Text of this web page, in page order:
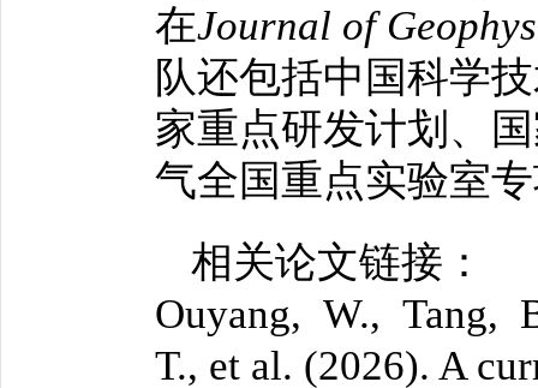
在Journal of
队还包括中国科学
家重点研发计划、
气全国重点实验室
相关论文链接：
Ouyang, W., Tang,
T., et al. (2026). A